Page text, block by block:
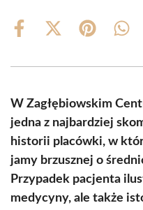
Share
Share
(Twitter)
Share
W Zagłębiowskim
jedna z najbardziej
historii placówki, w
jamy brzusznej o
Przypadek pacjenta
medycyny, ale także